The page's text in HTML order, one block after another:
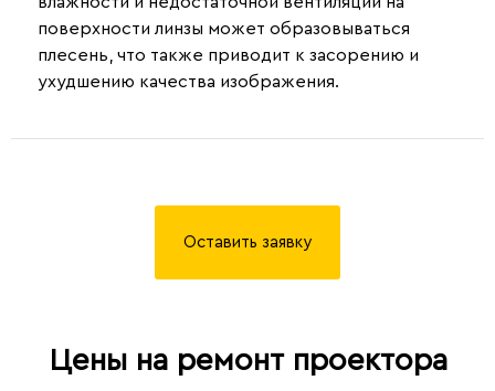
поверхности линзы может образовываться
плесень, что также приводит к засорению и
ухудшению качества изображения.
Оставить заявку
Цены на ремонт проектора